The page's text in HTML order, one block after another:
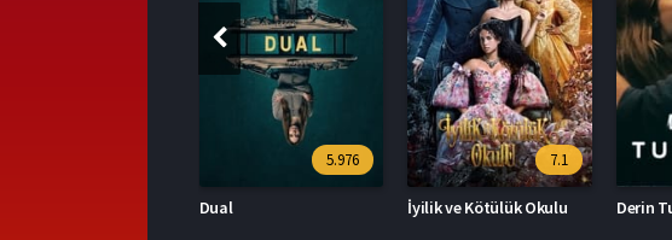
7.1
İyilik ve Kötülük Okulu
6.16
Kasaba